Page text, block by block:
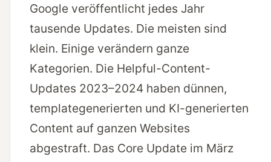
Google veröffentlicht jedes Jahr
tausende Updates. Die meisten sind
klein. Einige verändern ganze
Kategorien. Die Helpful-Content-
Updates 2023–2024 haben dünnen,
templategenerierten und KI-generierten
Content auf ganzen Websites
abgestraft. Das Core Update im März